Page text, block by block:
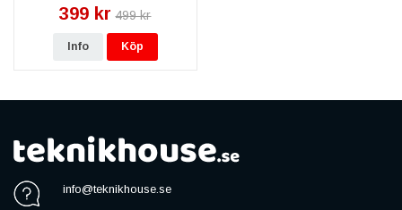
399 kr 499 kr
Info Köp
info@teknikhouse.se